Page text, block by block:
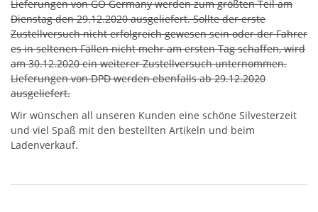
Lieferungen von GO Germany werden zum größten Teil am
Dienstag den 29.12.2020 ausgeliefert. Sollte der erste
Zustellversuch nicht erfolgreich gewesen sein oder der Fahrer
es in seltenen Fällen nicht mehr am ersten Tag schaffen, wird
am 30.12.2020 ein weiterer Zustellversuch unternommen.
Lieferungen von DPD werden ebenfalls ab 29.12.2020
ausgeliefert.
Wir wünschen all unseren Kunden eine schöne Silvesterzeit
und viel Spaß mit den bestellten Artikeln und beim
Ladenverkauf.